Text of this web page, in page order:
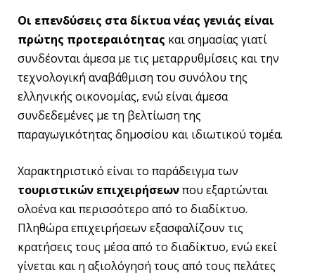
Οι επενδύσεις στα δίκτυα νέας γενιάς είναι
πρώτης προτεραιότητας και σημασίας γιατί
συνδέονται άμεσα με τις μεταρρυθμίσεις και την
τεχνολογική αναβάθμιση του συνόλου της
ελληνικής οικονομίας, ενώ είναι άμεσα
συνδεδεμένες με τη βελτίωση της
παραγωγικότητας δημοσίου και ιδιωτικού τομέα.
Χαρακτηριστικό είναι το παράδειγμα των
τουριστικών επιχειρήσεωνπου εξαρτώνται
ολοένα και περισσότερο από το διαδίκτυο.
Πληθώρα επιχειρήσεων εξασφαλίζουν τις
κρατήσεις τους μέσα από το διαδίκτυο, ενώ εκεί
γίνεται και η αξιολόγησή τους από τους πελάτες